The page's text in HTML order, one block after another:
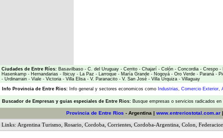
Ciudades de Entre Ríos: Basavilbaso - C. del Uruguay - Cerrito - Chajarí - Colón - Concordia - Crespo -
Hasenkamp - Hernandarias - Ibicuy - La Paz - Larroque - María Grande - Nogoyá - Oro Verde - Paraná -
- Urdinarrain - Viale - Victoria - Villa Elisa - V. Paranacito - V. San José - Villa Urquiza - Villaguay
Info Provincia de Entre Rios: Info general y sectores economicos como Industrias, Comercio Exterior,
Buscador de Empresas y guias especiales de Entre Rios: Busque empresas o servicios radicados
Provincia de Entre Rios - Argentina | www.entreriostotal.com.ar
Links: Argentina Turismo Rosario Cordoba Corrientes Cordoba-Argentina Colon